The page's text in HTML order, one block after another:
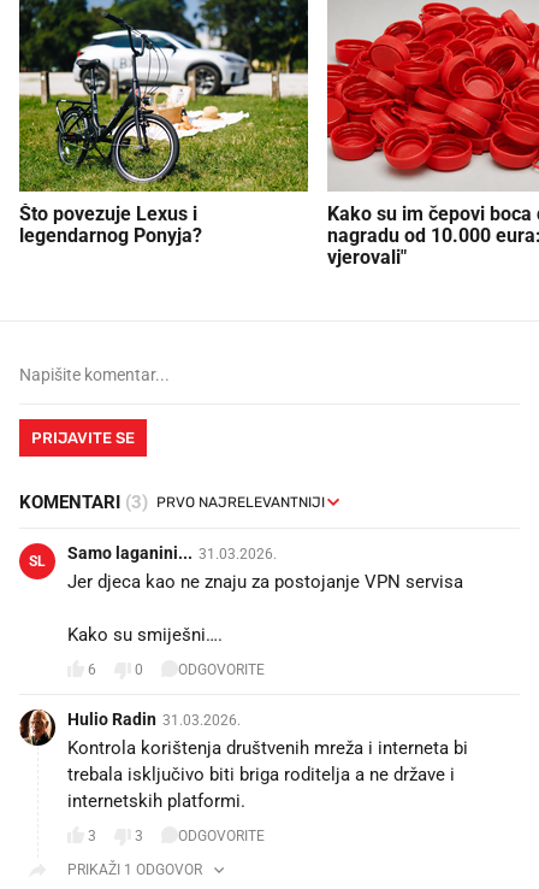
Što povezuje Lexus i
legendarnog Ponyja?
Kako su im čepovi boca
nagradu od 10.000
vjerovali"
PRIJAVITE SE
KOMENTARI (3)
SL Samo laganini... 31.03.2026.
Jer djeca kao ne znaju za postojanje VPN servisa 🤣🤣
Kako su smiješni….
6 0 ODGOVORITE
Hulio Radin 31.03.2026.
Kontrola korištenja društvenih mreža i interneta bi
trebala isključivo biti briga roditelja a ne države i
internetskih platformi.
3 3
ODGOVORITE
PRIKAŽI 1 ODGOVOR